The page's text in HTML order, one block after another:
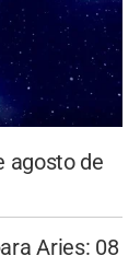
agosto de
Aries: 08